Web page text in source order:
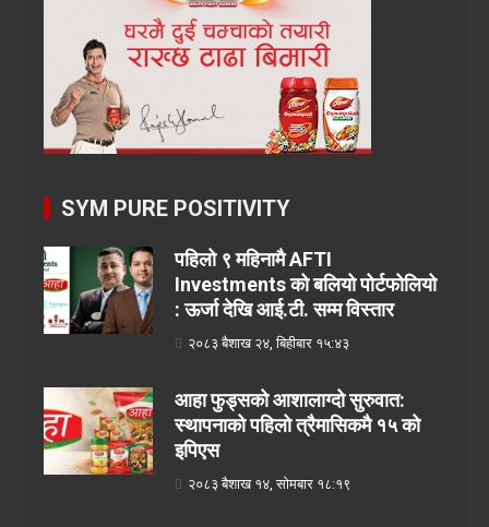
SYM PURE POSITIVITY
पहिलो ९ महिनामै AFTI
Investments को बलियो पोर्टफोलियो
: ऊर्जा देखि आई.टी. सम्म विस्तार
२०८३ बैशाख २४, बिहीबार १५:४३
आहा फुड्सको आशालाग्दो सुरुवात:
स्थापनाको पहिलो त्रैमासिकमै १५ को
इपिएस
२०८३ बैशाख १४, सोमबार १८:१९